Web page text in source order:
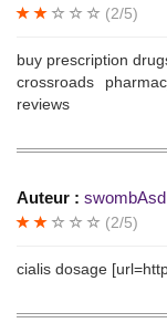
(2/5)
buy prescription
crossroads
reviews
Auteur : swombAsd
(2/5)
cialis dosage